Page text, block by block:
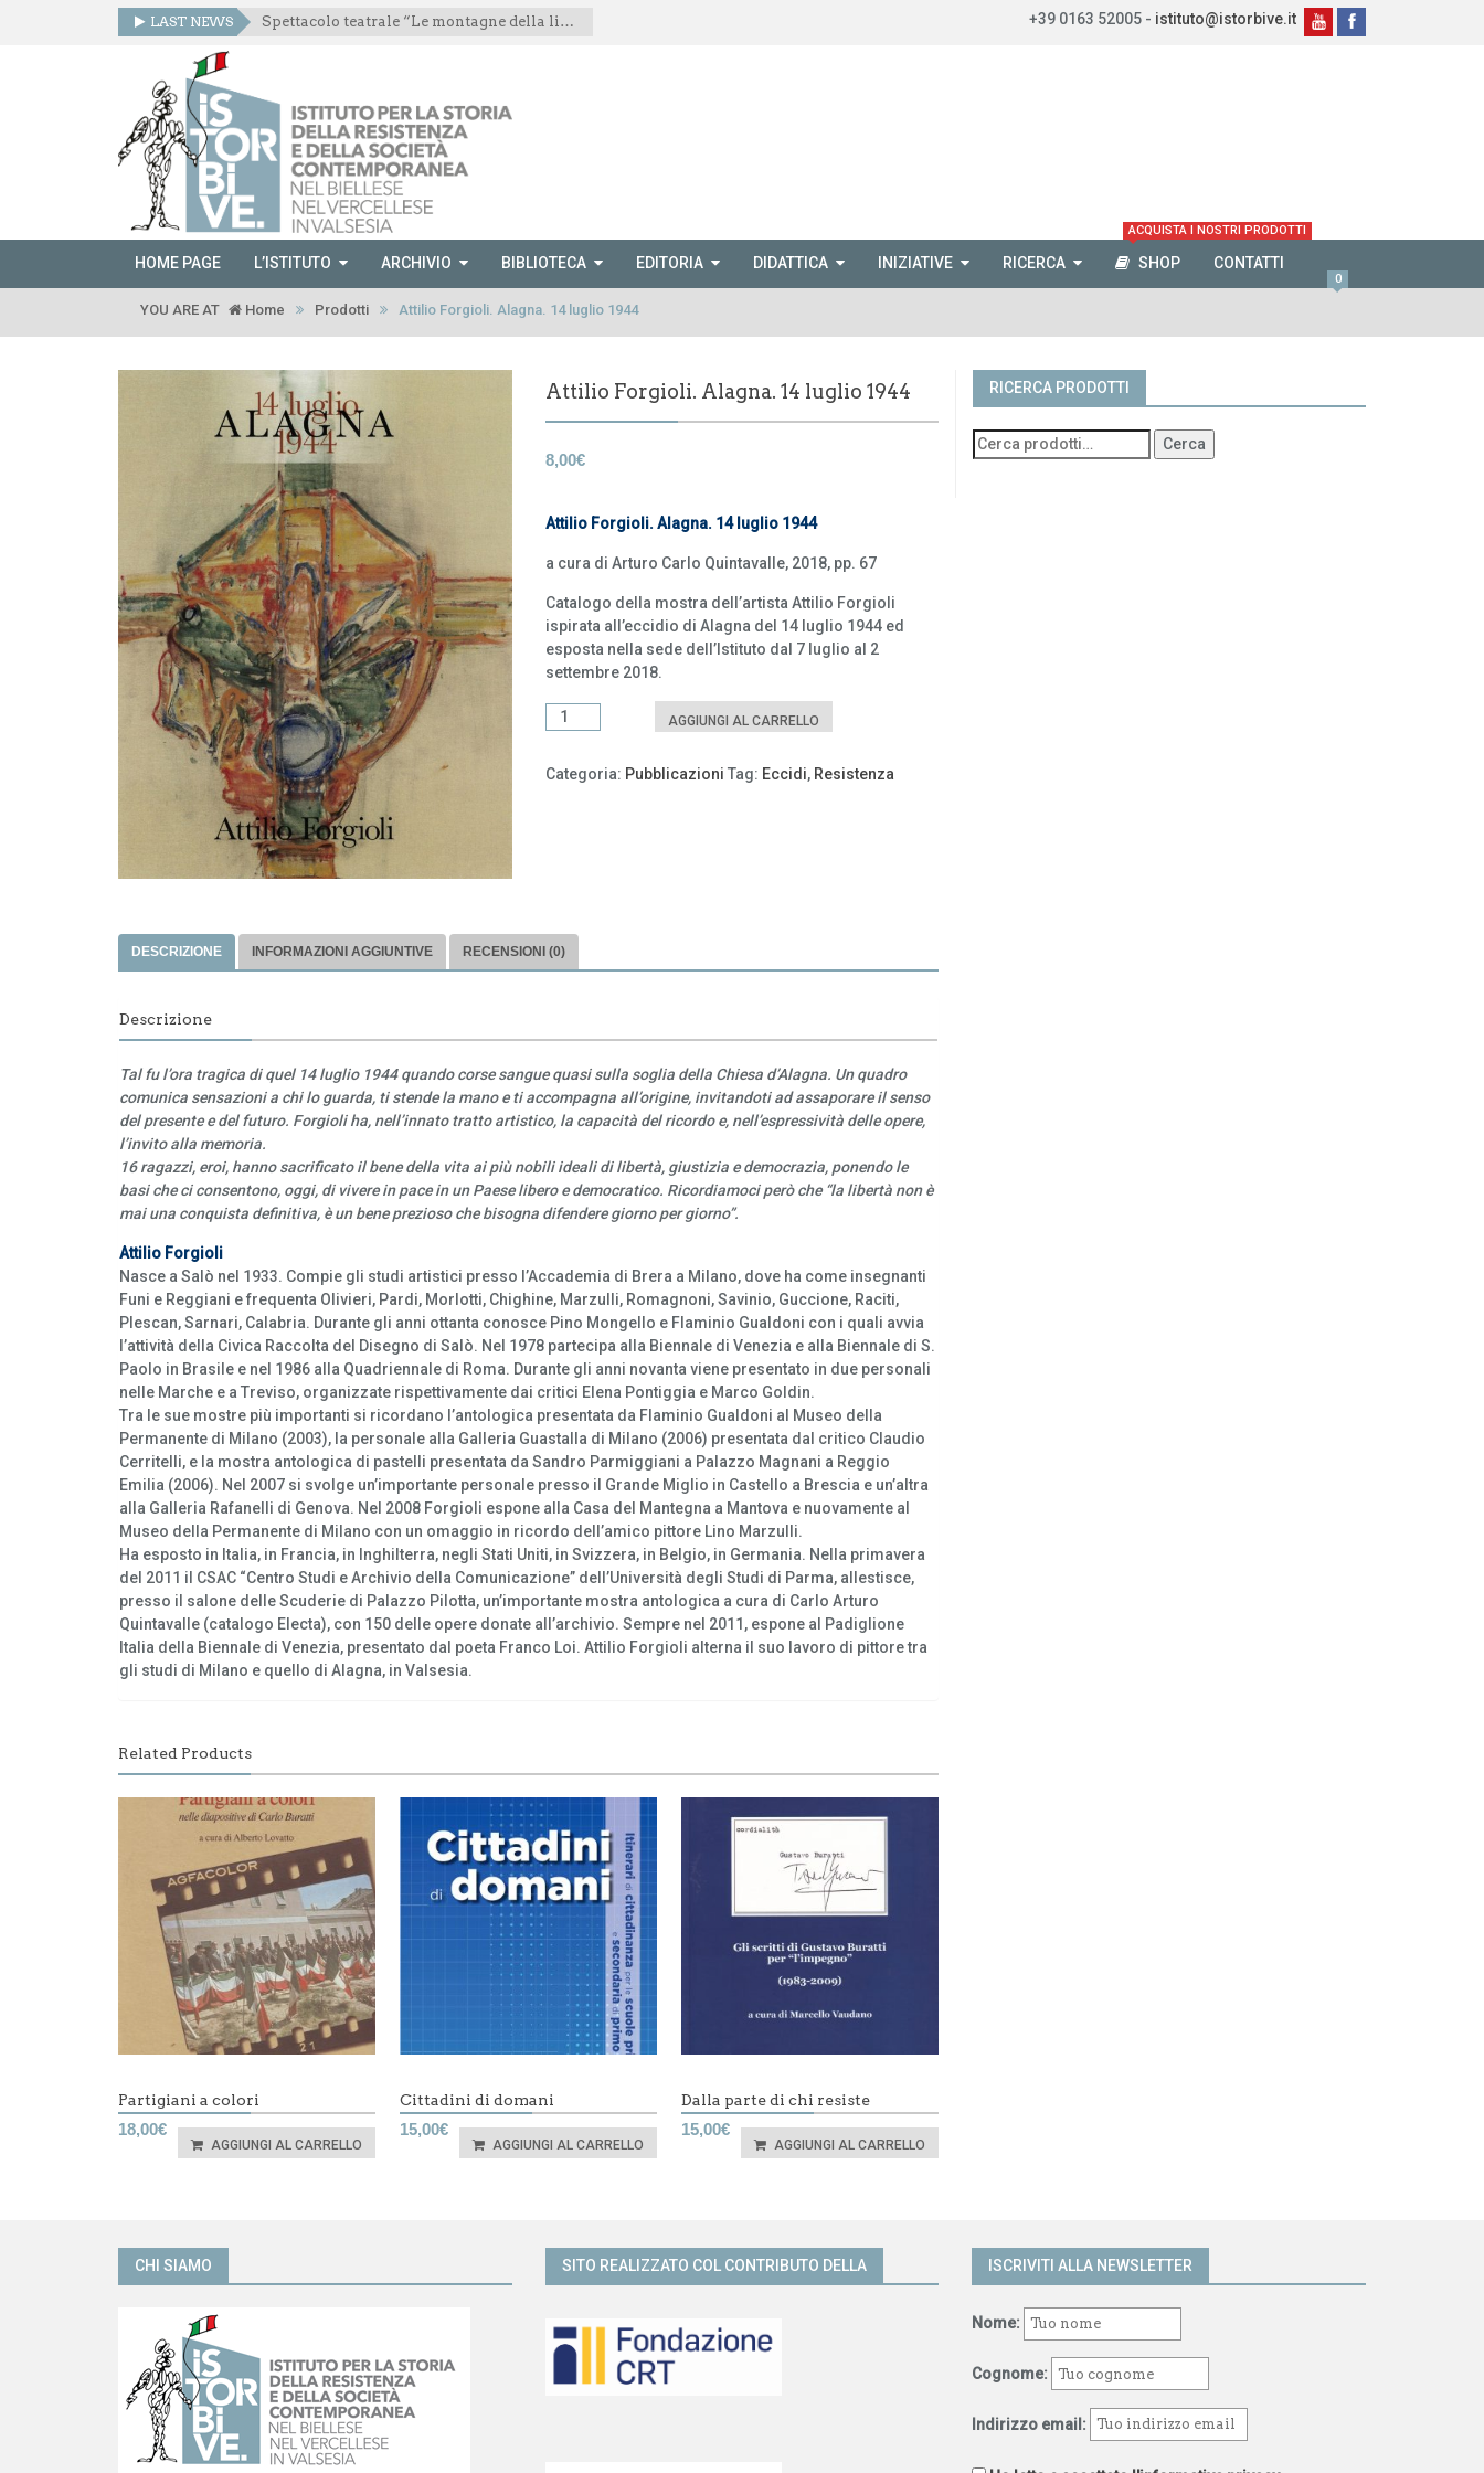
LAST NEWS Spettacolo teatrale “Le montagne della libertà” +39 0163 52005 - istituto@istorbive.it
HOME PAGE L’ISTITUTO ARCHIVIO BIBLIOTECA EDITORIA DIDATTICA INIZIATIVE RICERCA SHOP
ACQUISTA I NOSTRI PRODOTTI
CONTATTI
0
YOU ARE AT Home Prodotti Attilio Forgioli. Alagna. 14 luglio 1944
Attilio Forgioli. Alagna. 14 luglio 1944
8,00€
Attilio Forgioli. Alagna. 14 luglio 1944
a cura di Arturo Carlo Quintavalle, 2018, pp. 67
Catalogo della mostra dell’artista Attilio Forgioli
ispirata all’eccidio di Alagna del 14 luglio 1944 ed
esposta nella sede dell’Istituto dal 7 luglio al 2
settembre 2018.
Attilio
Forgioli.
14
AGGIUNGI AL CARRELLO
Categoria: Pubblicazioni Tag: Eccidi, Resistenza
DESCRIZIONE INFORMAZIONI AGGIUNTIVE RECENSIONI (0)
Descrizione
Tal fu l’ora tragica di quel 14 luglio 1944 quando corse sangue quasi sulla soglia della Chiesa d’Alagna. Un quadro
comunica sensazioni a chi lo guarda, ti stende la mano e ti accompagna all’origine, invitandoti ad assaporare il senso
del presente e del futuro. Forgioli ha, nell’innato tratto artistico, la capacità del ricordo e, nell’espressività delle opere,
l’invito alla memoria.
16 ragazzi, eroi, hanno sacrificato il bene della vita ai più nobili ideali di libertà, giustizia e democrazia, ponendo le
basi che ci consentono, oggi, di vivere in pace in un Paese libero e democratico. Ricordiamoci però che “la libertà non è
mai una conquista definitiva, è un bene prezioso che bisogna difendere giorno per giorno”.
Attilio Forgioli
Nasce a Salò nel 1933. Compie gli studi artistici presso l’Accademia di Brera a Milano, dove ha come insegnanti
Funi e Reggiani e frequenta Olivieri, Pardi, Morlotti, Chighine, Marzulli, Romagnoni, Savinio, Guccione, Raciti,
Plescan, Sarnari, Calabria. Durante gli anni ottanta conosce Pino Mongello e Flaminio Gualdoni con i quali avvia
l’attività della Civica Raccolta del Disegno di Salò. Nel 1978 partecipa alla Biennale di Venezia e alla Biennale di S.
Paolo in Brasile e nel 1986 alla Quadriennale di Roma. Durante gli anni novanta viene presentato in due personali
nelle Marche e a Treviso, organizzate rispettivamente dai critici Elena Pontiggia e Marco Goldin.
Tra le sue mostre più importanti si ricordano l’antologica presentata da Flaminio Gualdoni al Museo della
Permanente di Milano (2003), la personale alla Galleria Guastalla di Milano (2006) presentata dal critico Claudio
Cerritelli, e la mostra antologica di pastelli presentata da Sandro Parmiggiani a Palazzo Magnani a Reggio
Emilia (2006). Nel 2007 si svolge un’importante personale presso il Grande Miglio in Castello a Brescia e un’altra
alla Galleria Rafanelli di Genova. Nel 2008 Forgioli espone alla Casa del Mantegna a Mantova e nuovamente al
Museo della Permanente di Milano con un omaggio in ricordo dell’amico pittore Lino Marzulli.
Ha esposto in Italia, in Francia, in Inghilterra, negli Stati Uniti, in Svizzera, in Belgio, in Germania. Nella primavera
del 2011 il CSAC “Centro Studi e Archivio della Comunicazione” dell’Università degli Studi di Parma, allestisce,
presso il salone delle Scuderie di Palazzo Pilotta, un’importante mostra antologica a cura di Carlo Arturo
Quintavalle (catalogo Electa), con 150 delle opere donate all’archivio. Sempre nel 2011, espone al Padiglione
Italia della Biennale di Venezia, presentato dal poeta Franco Loi. Attilio Forgioli alterna il suo lavoro di pittore tra
gli studi di Milano e quello di Alagna, in Valsesia.
Related Products
Partigiani a colori
18,00€
AGGIUNGI AL CARRELLO
Cittadini di domani
15,00€
AGGIUNGI AL CARRELLO
Dalla parte di chi resiste
15,00€
AGGIUNGI AL CARRELLO
RICERCA PRODOTTI
Cerca
CHI SIAMO SITO REALIZZATO COL CONTRIBUTO DELLA ISCRIVITI ALLA NEWSLETTER
Nome:
Cognome:
Indirizzo email: